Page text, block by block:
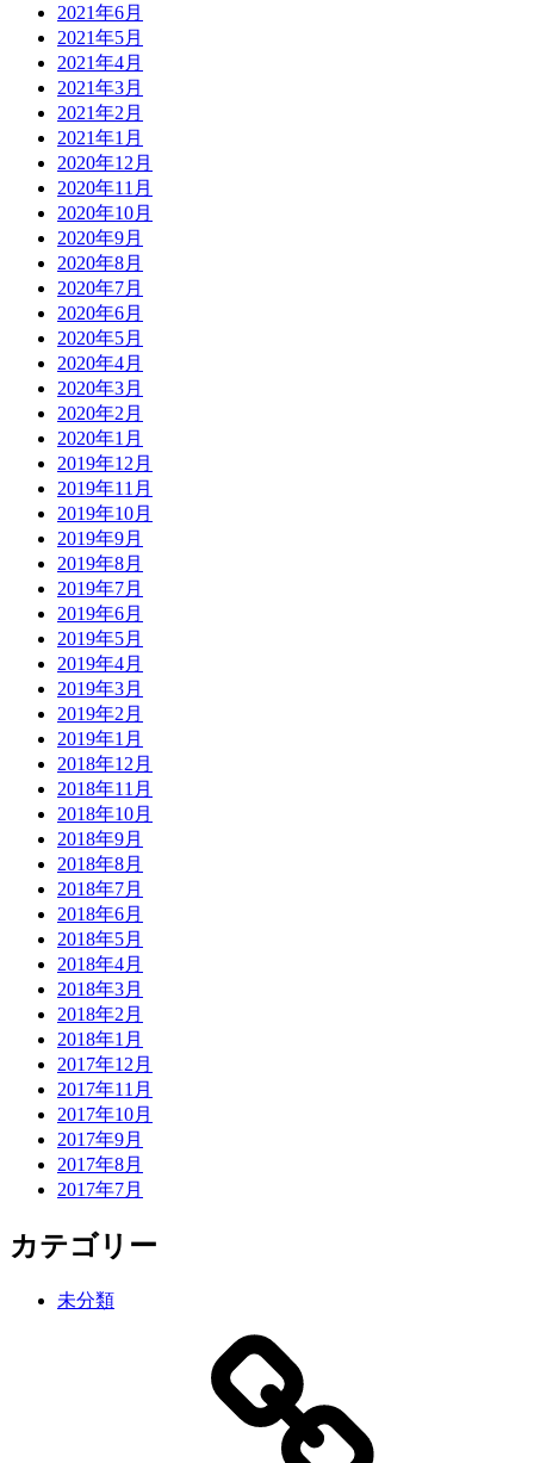
2021年6月
2021年5月
2021年4月
2021年3月
2021年2月
2021年1月
2020年12月
2020年11月
2020年10月
2020年9月
2020年8月
2020年7月
2020年6月
2020年5月
2020年4月
2020年3月
2020年2月
2020年1月
2019年12月
2019年11月
2019年10月
2019年9月
2019年8月
2019年7月
2019年6月
2019年5月
2019年4月
2019年3月
2019年2月
2019年1月
2018年12月
2018年11月
2018年10月
2018年9月
2018年8月
2018年7月
2018年6月
2018年5月
2018年4月
2018年3月
2018年2月
2018年1月
2017年12月
2017年11月
2017年10月
2017年9月
2017年8月
2017年7月
カテゴリー
未分類